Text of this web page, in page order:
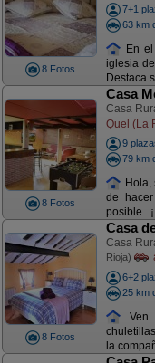
8 Fotos
7+1
63 km
En
iglesia
Destaca
8 Fotos
Casa
Casa
Quel (La
9
79 km
Hola,
de
posible..
8 Fotos
Casa
Casa
Rioja)
6+2
25 km
Ven
la